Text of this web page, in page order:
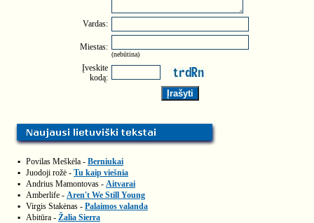
Vardas:
Miestas:
(nebūtina)
Įveskite
kodą:
▪ Povilas Meškėla - Berniukai
▪ Juodoji rožė - Tu kaip viešnia
▪ Andrius Mamontovas - Aitvarai
▪ Amberlife - Aren't We Still Young
▪ Virgis Stakėnas - Palaimos valanda
▪ Abitūra - Žalia Sierra